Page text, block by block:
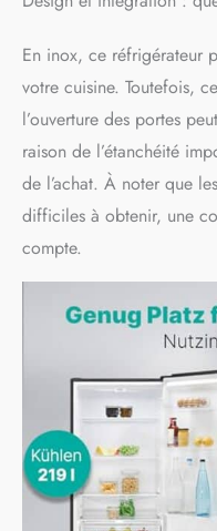
En inox, ce réfrigérateur
votre cuisine. Toutefois,
l’ouverture des portes
raison de l’étanchéité
de l’achat. À noter que
difficiles à obtenir, une
compte.